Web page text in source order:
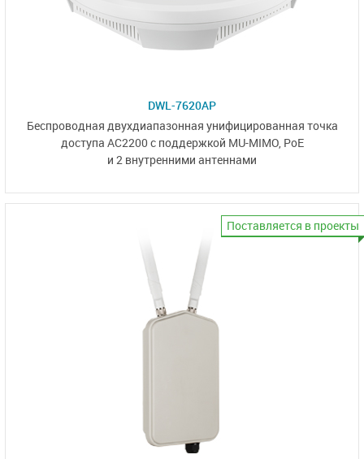
DWL-7620AP
Беспроводная двухдиапазонная унифицированная точка
доступа AC2200 с поддержкой MU-MIMO, PoE
и 2 внутренними антеннами
Поставляется в проекты